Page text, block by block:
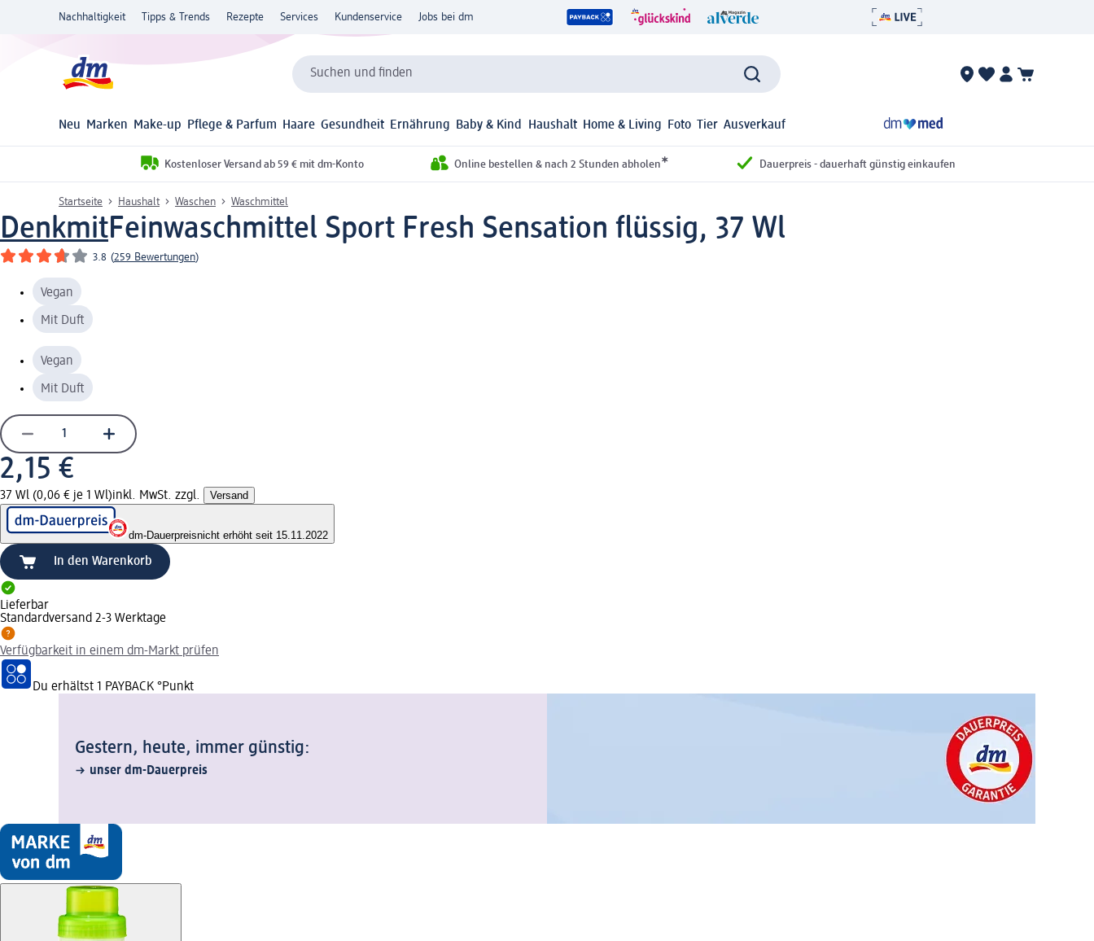
Nachhaltigkeit Tipps & Trends Rezepte Services Kundenservice Jobs bei dm
Suchen und finden
Neu Marken Make-up Pflege & Parfum Haare Gesundheit Ernährung Baby & Kind Haushalt Home & Living Foto Tier Ausverkauf
Kostenloser Versand ab 59 € mit dm-Konto Online bestellen & nach 2 Stunden abholen* Dauerpreis - dauerhaft günstig einkaufen
Startseite Haushalt Waschen Waschmittel
DenkmitFeinwaschmittel Sport Fresh Sensation flüssig, 37 Wl
3.8 (259 Bewertungen)
Vegan
Mit Duft
Vegan
Mit Duft
2,15 €
37 Wl (0,06 € je 1 Wl)inkl. MwSt. zzgl. Versand
dm-Dauerpreisnicht erhöht seit 15.11.2022
In den Warenkorb
Lieferbar
Standardversand 2-3 Werktage
Verfügbarkeit in einem dm-Markt prüfen
Du erhältst 1 PAYBACK °Punkt
Gestern, heute, immer günstig:
unser dm-Dauerpreis